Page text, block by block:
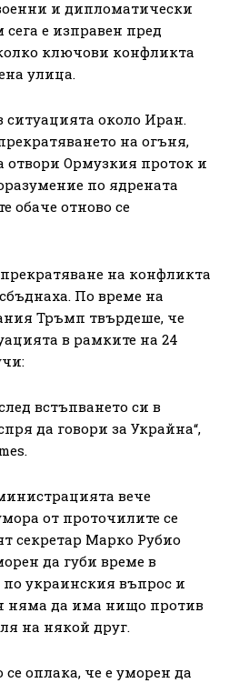
и дипломатически
е изправен пред
ключови конфликта
улица.
ситуацията около Иран.
на огъня,
отвори Ормузкия проток и
по ядрената
обаче отново се
на конфликта
По време на
Тръмп твърдеше, че
в рамките на 24
встъпването си в
да говори за Украйна“,
вече
от проточилите се
секретар Марко Рубио
да губи време в
украинския въпрос и
няма да има нищо против
на някой друг.
оплака, че е уморен да